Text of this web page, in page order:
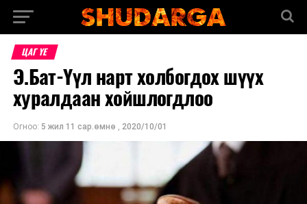
ЦАГ ҮЕ
Э.Бат-Үүл нарт холбогдох шүүх
хуралдаан хойшлогдлоо
Огноо: 5 жил 11 сар.өмнө , 2020/10/01